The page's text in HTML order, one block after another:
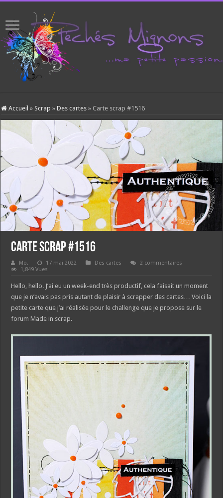
Accueil » Scrap » Des cartes » Carte scrap #1516
Carte scrap #1516
Mo. 17 mai 2022 Des cartes
2 commentaires
1,849 Vues
Hello, hello. J’ai eu un week-end très productif, cela faisait un moment
que je n’avais pas pris autant de plaisir à scrapper des cartes… Voici la
petite carte que j’ai réalisée pour le challenge que je propose sur le
forum Made in scrap.